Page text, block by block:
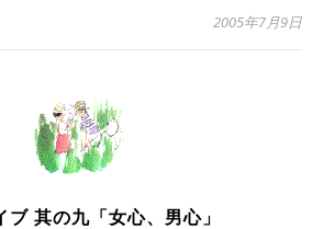
2005年7月9日
ブ 其の九「女心、男心」